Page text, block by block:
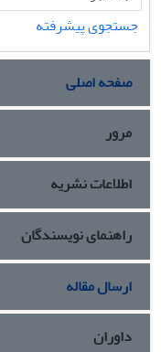
جستجوی پیشرفته
صفحه اصلی
مرور
اطلاعات نشریه
راهنمای نویسندگان
ارسال مقاله
داوران